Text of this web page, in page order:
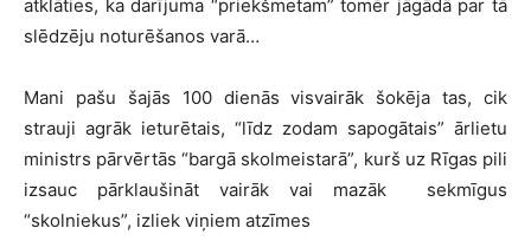
atklāties, ka darījuma “priekšmetam” tomēr jāgādā par tā
slēdzēju noturēšanos varā…
Mani pašu šajās 100 dienās visvairāk šokēja tas, cik
strauji agrāk ieturētais, “līdz zodam sapogātais” ārlietu
ministrs pārvērtās “bargā skolmeistarā”, kurš uz Rīgas pili
izsauc pārklaušināt vairāk vai mazāk sekmīgus
“skolniekus”, izliek viņiem atzīmes